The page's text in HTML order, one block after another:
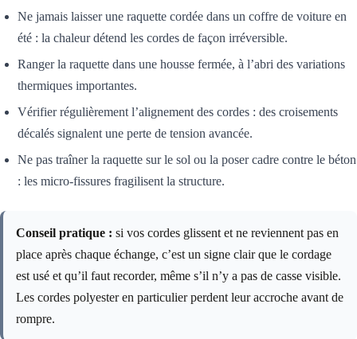
Ne jamais laisser une raquette cordée dans un coffre de voiture en
été : la chaleur détend les cordes de façon irréversible.
Ranger la raquette dans une housse fermée, à l’abri des variations
thermiques importantes.
Vérifier régulièrement l’alignement des cordes : des croisements
décalés signalent une perte de tension avancée.
Ne pas traîner la raquette sur le sol ou la poser cadre contre le béton
: les micro-fissures fragilisent la structure.
Conseil pratique : si vos cordes glissent et ne reviennent pas en
place après chaque échange, c’est un signe clair que le cordage
est usé et qu’il faut recorder, même s’il n’y a pas de casse visible.
Les cordes polyester en particulier perdent leur accroche avant de
rompre.